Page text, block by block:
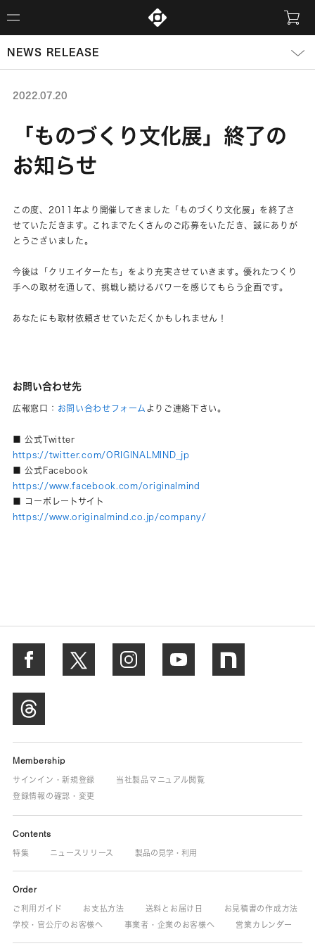
NEWS RELEASE
2022.07.20
「ものづくり文化展」終了の
お知らせ
この度、2011年より開催してきました「ものづくり文化展」を終了さ
せていただきます。これまでたくさんのご応募をいただき、誠にありが
とうございました。
今後は「クリエイターたち」をより充実させていきます。優れたつくり
手への取材を通して、挑戦し続けるパワーを感じてもらう企画です。
あなたにも取材依頼させていただくかもしれません！
お問い合わせ先
広報窓口： お問い合わせフォーム よりご連絡下さい。
■ 公式Twitter
https://twitter.com/ORIGINALMIND_jp
■ 公式Facebook
https://www.facebook.com/originalmind
■ コーポレートサイト
https://www.originalmind.co.jp/company/
Membership
サインイン・新規登録
当社製品マニュアル閲覧
登録情報の確認・変更
Contents
特集 ニュースリリース 製品の見学・利用
Order
ご利用ガイド お支払方法 送料とお届け日
お見積書の作成方法
学校・官公庁のお客様へ
事業者・企業のお客様へ 営業カレンダー